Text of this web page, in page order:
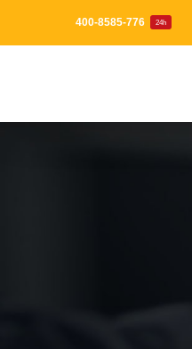
400-8585-776 24h